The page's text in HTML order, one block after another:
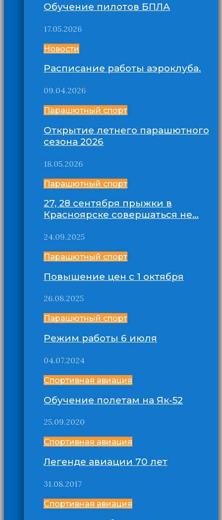
Обучение пилотов БПЛА
17.05.2026
Новости
Расписание работы аэроклуба.
09.04.2026
Парашютный спорт
Открытие летнего парашютного
сезона 2026
18.05.2026
Парашютный спорт
27, 28 сентября прыжки в
Красноярске совершаться не…
24.09.2025
Парашютный спорт
Повышение цен с 1 октября
26.08.2025
Парашютный спорт
Режим работы 6 июля
04.07.2024
Спортивная авиация
Обучение полетам на Як-52
25.09.2020
Спортивная авиация
Легенде авиации 70 лет
31.08.2017
Спортивная авиация